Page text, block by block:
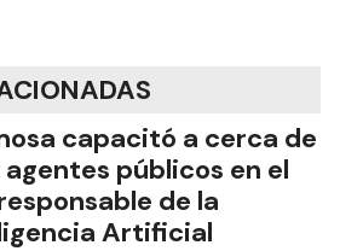
capacitó a cerca de
públicos en el
de la
Artificial